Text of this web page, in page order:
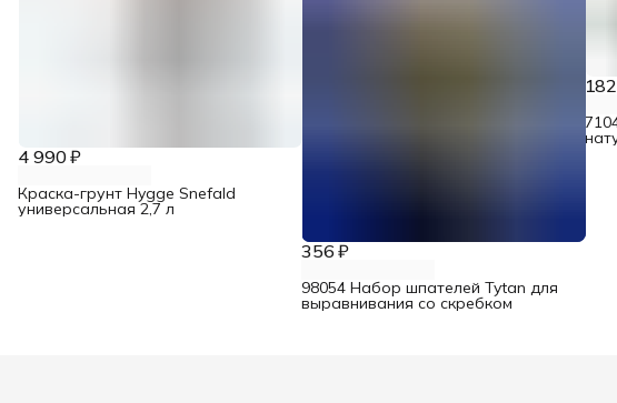
4 990 ₽
Краска-грунт Hygge Snefald
универсальная 2,7 л
356 ₽
98054 Набор шпателей Tytan для
выравнивания со скребком